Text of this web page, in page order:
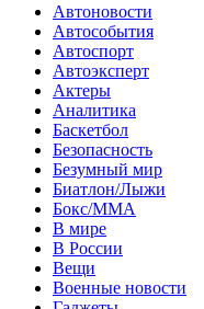
Автоновости
Автособытия
Автоспорт
Автоэксперт
Актеры
Аналитика
Баскетбол
Безопасность
Безумный мир
Биатлон/Лыжи
Бокс/MMA
В мире
В России
Вещи
Военные новости